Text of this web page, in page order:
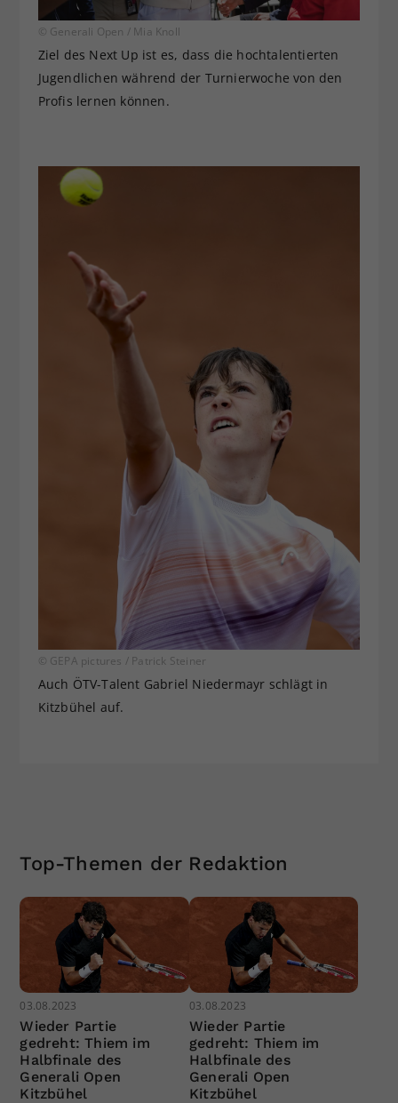
© Generali Open / Mia Knoll
Ziel des Next Up ist es, dass die hochtalentierten
Jugendlichen während der Turnierwoche von den
Profis lernen können.
© GEPA pictures / Patrick Steiner
Auch ÖTV-Talent Gabriel Niedermayr schlägt in
Kitzbühel auf.
Top-Themen der Redaktion
03.08.2023
Wieder Partie
gedreht: Thiem im
Halbfinale des
Generali Open
Kitzbühel
03.08.2023
Wieder Partie
gedreht: Thiem im
Halbfinale des
Generali Open
Kitzbühel